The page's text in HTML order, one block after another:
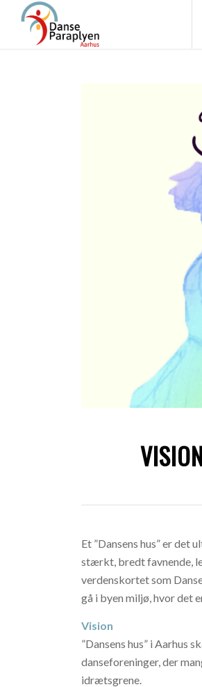
Et ”Dansens hus” er
stærkt, bredt favnende,
verdenskortet som
gå i byen miljø, hvor det
Vision
”Dansens hus” i Aarhus
danseforeninger, der
idrætsgrene.